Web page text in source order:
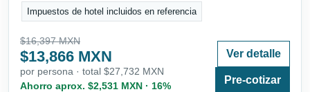
Impuestos de hotel incluidos en referencia
$16,397 MXN
$13,866 MXN
por persona · total $27,732 MXN
Ahorro aprox. $2,531 MXN · 16%
Ver detalle
Pre-cotizar